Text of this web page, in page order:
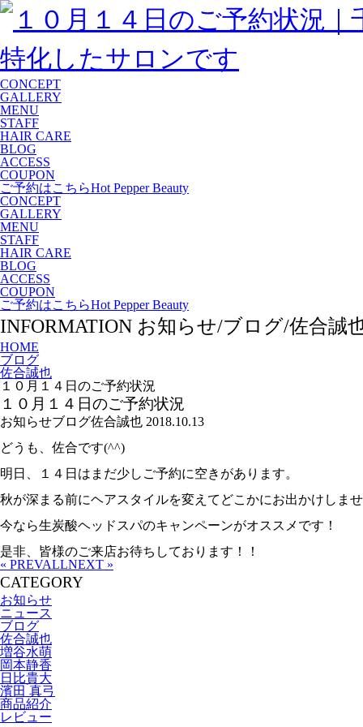
CONCEPT
GALLERY
MENU
STAFF
HAIR CARE
BLOG
ACCESS
COUPON
ご予約はこちらHot Pepper Beauty
CONCEPT
GALLERY
MENU
STAFF
HAIR CARE
BLOG
ACCESS
COUPON
ご予約はこちらHot Pepper Beauty
INFORMATION お知らせ/ブログ/佐合誠
HOME
ブログ
佐合誠也
１０月１４日のご予約状況
１０月１４日のご予約状況
お知らせブログ佐合誠也 2018.10.13
どうも、佐合です(^^)
明日、１４日はまだ少しご予約に空きがあります。
秋が深まる前にヘアスタイルを変えてどこかにお出かけしま
今なら生炭酸ヘッドスパのキャンペーンがオススメです！
是非、皆様のご来店お待ちしております！！
« PREVALLNEXT »
CATEGORY
お知らせ
ニュース
ブログ
佐合誠也
増谷水萌
岡本静香
日比貴大
濱田 真弓
商品紹介
レビュー